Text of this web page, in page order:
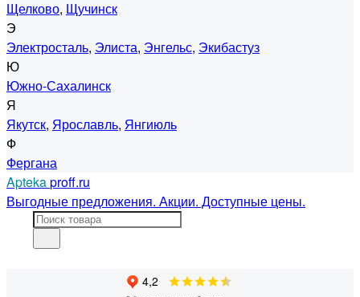
Щелково, Щучинск
Э
Электросталь, Элиста, Энгельс, Экибастуз
Ю
Южно-Сахалинск
Я
Якутск, Ярославль, Янгиюль
Ф
Фергана
Aptekaproff.ru
Выгодные предложения. Акции. Доступные цены.